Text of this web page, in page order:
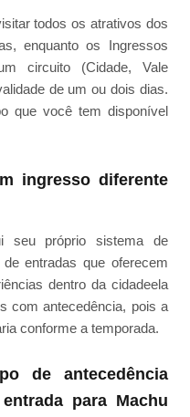
todos os atrativos dos
enquanto os Ingressos
circuito (Cidade, Vale
de um ou dois dias.
que você tem disponível
ingresso diferente
seu próprio sistema de
entradas que oferecem
dentro da cidadeela
com antecedência, pois a
conforme a temporada.
de antecedência
para Machu